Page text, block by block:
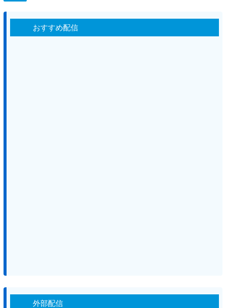
おすすめ配信
外部配信